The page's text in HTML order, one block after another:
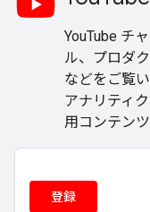
YouTube チ
ル、プロダ
などをご覧
アナリティ
用コンテン
登録